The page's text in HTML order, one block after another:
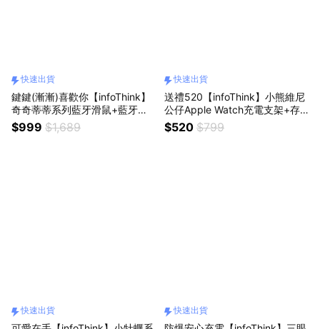
快速出貨
鍵鍵(漸漸)喜歡你【infoThink】
奇奇蒂蒂系列藍牙滑鼠+藍牙無
線鍵盤-2入組（快速出貨）
$999 $1,689
快速出貨
送禮520【infoThink】小熊維尼
公仔Apple Watch充電支架+存
錢筒(聖誕版)（快速出貨）
$520 $799
快速出貨 快速出貨